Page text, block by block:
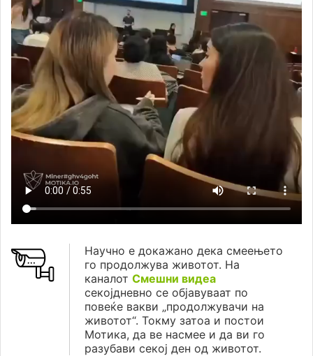
Научно е докажано дека смеењето
го продолжува животот. На
каналот Смешни видеа
секојдневно се објавуваат по
повеќе вакви „продолжувачи на
животот“. Токму затоа и постои
Мотика, да ве насмее и да ви го
разубави секој ден од животот.